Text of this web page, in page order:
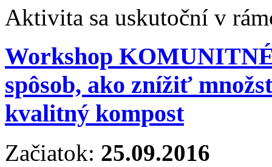
Aktivita sa uskutoční v
Workshop
spôsob, ako znížiť
kvalitný kompost
Začiatok: 25.09.2016